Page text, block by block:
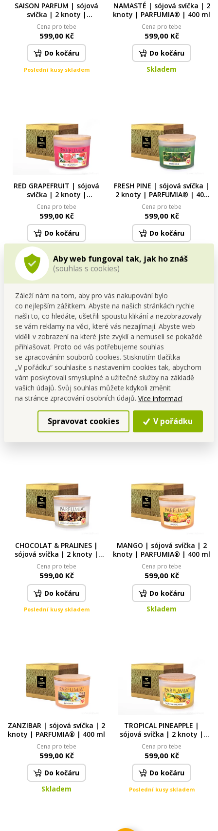
Aby web fungoval tak, jak ho znáš
(souhlas s cookies)
Záleží nám na tom, aby pro vás nakupování bylo
co nejlepším zážitkem. Abyste na našich stránkách rychle
našli to, co hledáte, ušetřili spoustu klikání a nezobrazovaly
se vám reklamy na věci, které vás nezajímají. Abyste web
viděli v zobrazení na které jste zvyklí a nemuseli se pokaždé
přihlašovat. Proto od vás potřebujeme souhlas
se zpracováním souborů cookies. Stisknutím tlačítka
„V pořádku“ souhlasíte s nastavením cookies tak, abychom
vám poskytovali smysluplné a užitečné služby na základě
vašich údajů. Svůj souhlas můžete kdykoli změnit
na stránce zpracování osobních údajů. Více informací
Spravovat cookies V pořádku
SAISON PARFUM | sójová
svíčka | 2 knoty |
PARFUMIA® | 400 ml
Cena pro tebe
599,00 Kč
Do kočáru
Poslední kusy skladem
NAMASTÉ | sójová svíčka | 2
knoty | PARFUMIA® | 400 ml
Cena pro tebe
599,00 Kč
Do kočáru
Skladem
RED GRAPEFRUIT | sójová
svíčka | 2 knoty |
PARFUMIA® | 400 ml
Cena pro tebe
599,00 Kč
Do kočáru
Poslední kusy skladem
FRESH PINE | sójová svíčka |
2 knoty | PARFUMIA® | 400
Cena pro tebe
599,00 Kč
Do kočáru
CHANSON D´AMOUR | sójová
svíčka | 2 knoty |
PARFUMIA® | 400 ml
Cena pro tebe
599,00 Kč
Do kočáru
Skladem
PULPIDOO | sójová svíčka | 2
knoty | PARFUMIA® | 400 ml
Cena pro tebe
599,00 Kč
Do kočáru
Skladem
CHOCOLAT & PRALINES |
sójová svíčka | 2 knoty |
PARFUMIA® | 400 ml
Cena pro tebe
599,00 Kč
Do kočáru
Poslední kusy skladem
MANGO | sójová svíčka | 2
knoty | PARFUMIA® | 400 ml
Cena pro tebe
599,00 Kč
Do kočáru
Skladem
ZANZIBAR | sójová svíčka | 2
knoty | PARFUMIA® | 400 ml
Cena pro tebe
599,00 Kč
Do kočáru
Skladem
TROPICAL PINEAPPLE |
sójová svíčka | 2 knoty |
PARFUMIA® | 400 ml
Cena pro tebe
599,00 Kč
Do kočáru
Poslední kusy skladem